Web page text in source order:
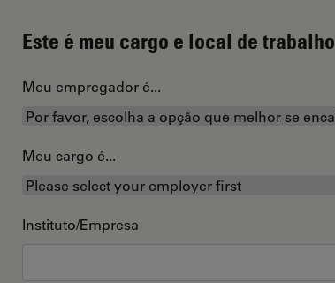
Este é meu cargo e local de trabalho
Meu empregador é...
Meu cargo é...
Instituto/Empresa